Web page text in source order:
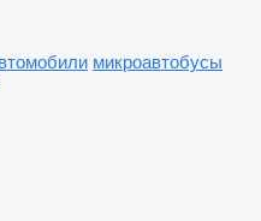
микроавтобусы